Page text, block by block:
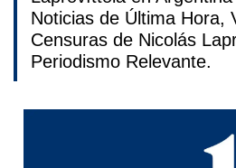
Noticias de Última Hora,
Censuras de Nicolás
Periodismo Relevante.